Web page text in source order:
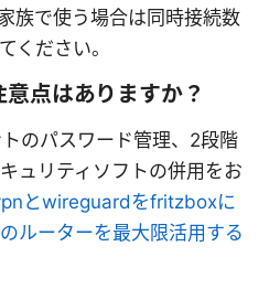
族で使う場合は同時接続数
ください。
点はありますか？
のパスワード管理、2段階
ュリティソフトの併用をお
とwireguardをfritzboxに
ルーターを最大限活用する